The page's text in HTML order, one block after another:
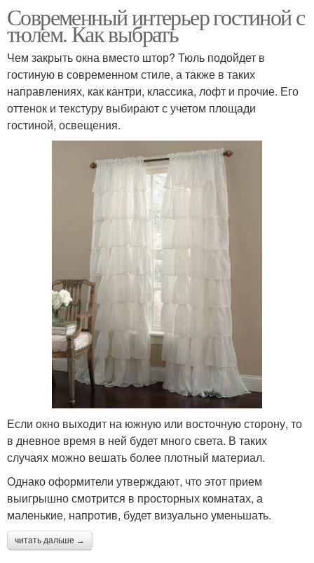
Современный интерьер гостиной с
тюлем. Как выбрать
Чем закрыть окна вместо штор? Тюль подойдет в
гостиную в современном стиле, а также в таких
направлениях, как кантри, классика, лофт и прочие. Его
оттенок и текстуру выбирают с учетом площади
гостиной, освещения.
Если окно выходит на южную или восточную сторону, то
в дневное время в ней будет много света. В таких
случаях можно вешать более плотный материал.
Однако оформители утверждают, что этот прием
выигрышно смотрится в просторных комнатах, а
маленькие, напротив, будет визуально уменьшать.
читать дальше →